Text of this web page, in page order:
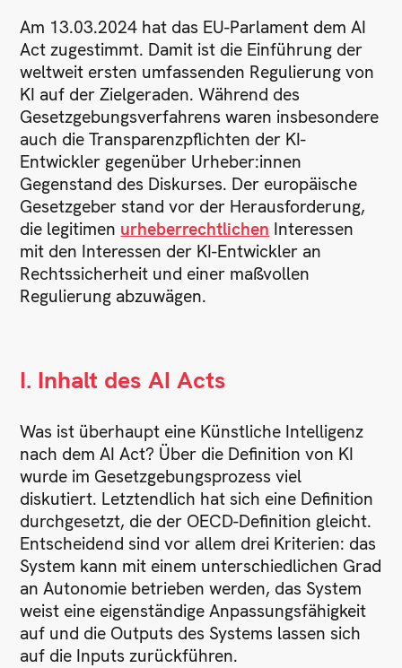
Am 13.03.2024 hat das EU-Parlament dem AI
Act zugestimmt. Damit ist die Einführung der
weltweit ersten umfassenden Regulierung von
KI auf der Zielgeraden. Während des
Gesetzgebungsverfahrens waren insbesondere
auch die Transparenzpflichten der KI-
Entwickler gegenüber Urheber:innen
Gegenstand des Diskurses. Der europäische
Gesetzgeber stand vor der Herausforderung,
die legitimen urheberrechtlichen Interessen
mit den Interessen der KI-Entwickler an
Rechtssicherheit und einer maßvollen
Regulierung abzuwägen.
I. Inhalt des AI Acts
Was ist überhaupt eine Künstliche Intelligenz
nach dem AI Act? Über die Definition von KI
wurde im Gesetzgebungsprozess viel
diskutiert. Letztendlich hat sich eine Definition
durchgesetzt, die der OECD-Definition gleicht.
Entscheidend sind vor allem drei Kriterien: das
System kann mit einem unterschiedlichen Grad
an Autonomie betrieben werden, das System
weist eine eigenständige Anpassungsfähigkeit
auf und die Outputs des Systems lassen sich
auf die Inputs zurückführen.